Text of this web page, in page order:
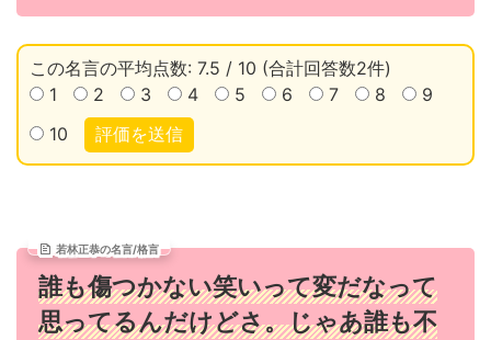
この名言の平均点数: 7.5 / 10 (合計回答数2件)
1
2 3 4 5 6 7 8
9
10
評価を送信
若林正恭の名言/格言
誰も傷つかない笑いって変だなって
思ってるんだけどさ。じゃあ誰も不